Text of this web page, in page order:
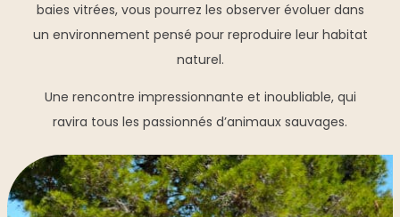
baies vitrées, vous pourrez les observer évoluer dans
un environnement pensé pour reproduire leur habitat
naturel.
Une rencontre impressionnante et inoubliable, qui
ravira tous les passionnés d’animaux sauvages.